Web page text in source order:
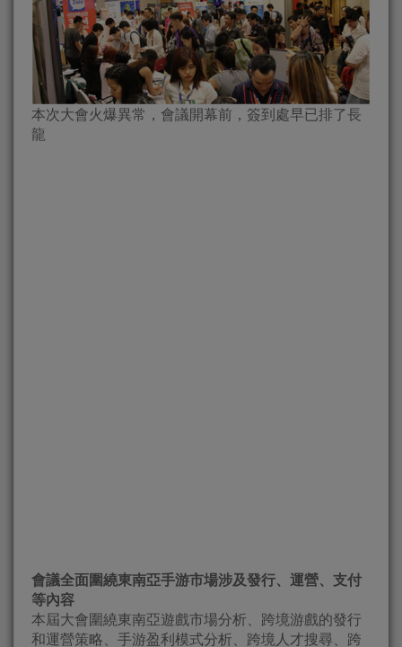
本次大會火爆異常，會議開幕前，簽到處早已排了長
龍
會議全面圍繞東南亞手游市場涉及發行、運營、支付
等內容
本屆大會圍繞東南亞遊戲市場分析、跨境游戲的發行
和運營策略、手游盈利模式分析、跨境人才搜尋、跨